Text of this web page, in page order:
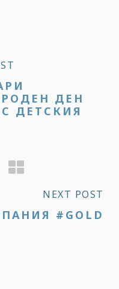
ДЕН
ДЕТСКИЯ
NEXT POST
#GOLD